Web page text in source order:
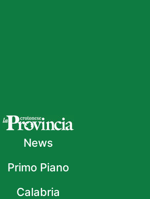
News
Primo Piano
Calabria